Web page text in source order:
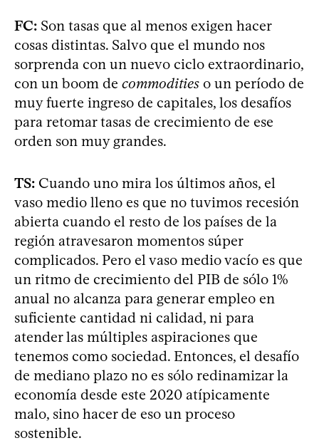
FC: Son tasas que al menos exigen hacer
cosas distintas. Salvo que el mundo nos
sorprenda con un nuevo ciclo extraordinario,
con un boom de commodities o un período de
muy fuerte ingreso de capitales, los desafíos
para retomar tasas de crecimiento de ese
orden son muy grandes.
TS: Cuando uno mira los últimos años, el
vaso medio lleno es que no tuvimos recesión
abierta cuando el resto de los países de la
región atravesaron momentos súper
complicados. Pero el vaso medio vacío es que
un ritmo de crecimiento del PIB de sólo 1%
anual no alcanza para generar empleo en
suficiente cantidad ni calidad, ni para
atender las múltiples aspiraciones que
tenemos como sociedad. Entonces, el desafío
de mediano plazo no es sólo redinamizar la
economía desde este 2020 atípicamente
malo, sino hacer de eso un proceso
sostenible.